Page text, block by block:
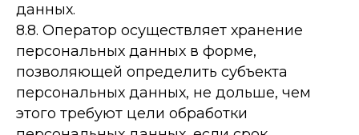
данных.
8.8. Оператор осуществляет хранение
персональных данных в форме,
позволяющей определить субъекта
персональных данных, не дольше, чем
этого требуют цели обработки